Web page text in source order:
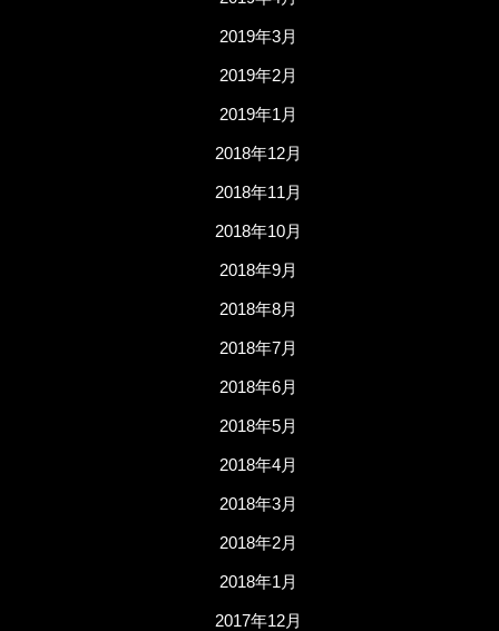
2019年3月
2019年2月
2019年1月
2018年12月
2018年11月
2018年10月
2018年9月
2018年8月
2018年7月
2018年6月
2018年5月
2018年4月
2018年3月
2018年2月
2018年1月
2017年12月